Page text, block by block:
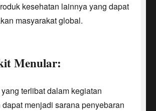
kesehatan lainnya yang dapat
masyarakat global.
Menular:
terlibat dalam kegiatan
menjadi sarana penyebaran